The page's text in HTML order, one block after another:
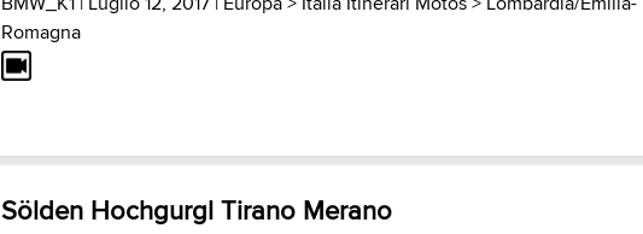
Romagna
Sölden Hochgurgl Tirano Merano